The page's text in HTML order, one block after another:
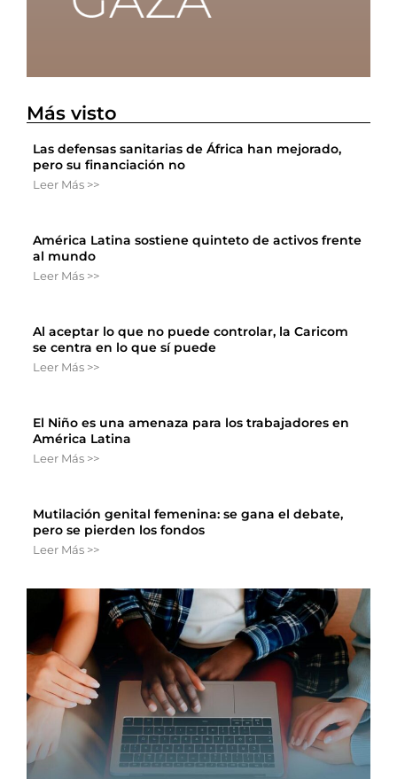
Más visto
Las defensas sanitarias de África han mejorado,
pero su financiación no
Leer Más >>
América Latina sostiene quinteto de activos frente
al mundo
Leer Más >>
Al aceptar lo que no puede controlar, la Caricom
se centra en lo que sí puede
Leer Más >>
El Niño es una amenaza para los trabajadores en
América Latina
Leer Más >>
Mutilación genital femenina: se gana el debate,
pero se pierden los fondos
Leer Más >>